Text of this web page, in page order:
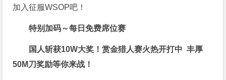
加入征服WSOP吧！
特别加码～每日免费席位赛
国人斩获10W大奖！赏金猎人赛火热开打中 丰厚
50M刀奖励等你来战！